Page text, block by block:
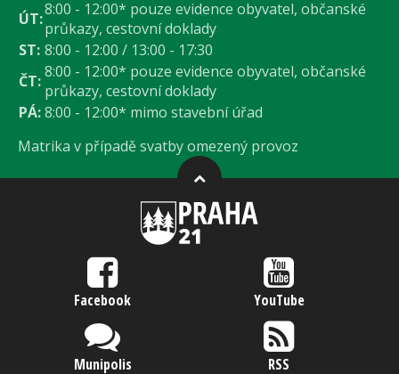
ÚT:8:00 - 12:00* pouze evidence obyvatel, občanské
průkazy, cestovní doklady
ST: 8:00 - 12:00 / 13:00 - 17:30
ČT:8:00 - 12:00* pouze evidence obyvatel, občanské
průkazy, cestovní doklady
PÁ:8:00 - 12:00* mimo stavební úřad
Matrika v případě svatby omezený provoz
Facebook YouTube
Munipolis RSS